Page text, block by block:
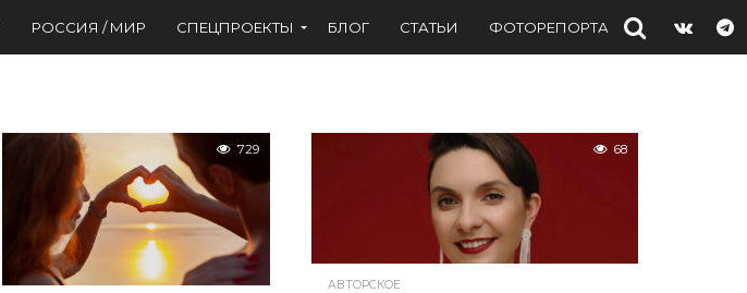
РОССИЯ / МИР СПЕЦПРОЕКТЫ БЛОГ СТАТЬИ ФОТОРЕПОРТАЖИ
729 68
АВТОРСКОЕ